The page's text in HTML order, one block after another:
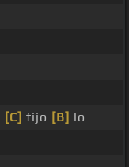
[C] fijo [B] lo